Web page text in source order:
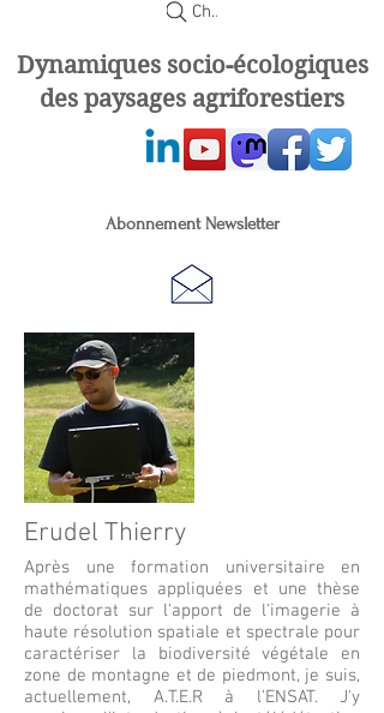
Chercher
Dynamiques socio-écologiques
des paysages agriforestiers
Abonnement Newsletter
Erudel Thierry
Après une formation universitaire en
mathématiques appliquées et une thèse
de doctorat sur l'apport de l'imagerie à
haute résolution spatiale et spectrale pour
caractériser la biodiversité végétale en
zone de montagne et de piedmont, je suis,
actuellement, A.T.E.R à l'ENSAT. J'y